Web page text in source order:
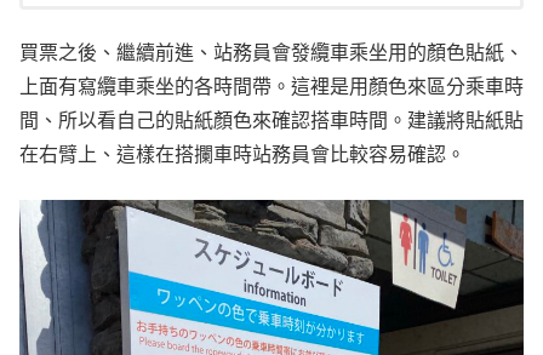
買票之後、繼續前進、站務員會發纜車乘坐用的顏色貼紙、
上面有寫纜車乘坐的各時間帶。這裡是用顏色來區分乘車時
間、所以看自己的貼紙顏色來確認搭車時間。建議將貼紙貼
在右臂上、這樣在搭攔車時站務員會比較容易確認。